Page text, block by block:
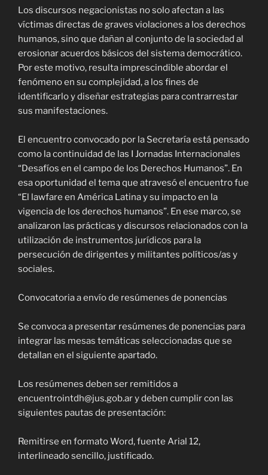
Los discursos negacionistas no solo afectan a las
víctimas directas de graves violaciones a los derechos
humanos, sino que dañan al conjunto de la sociedad al
erosionar acuerdos básicos del sistema democrático.
Por este motivo, resulta imprescindible abordar el
fenómeno en su complejidad, a los fines de
identificarlo y diseñar estrategias para contrarrestar
sus manifestaciones.
El encuentro convocado por la Secretaría está pensado
como la continuidad de las I Jornadas Internacionales
“Desafíos en el campo de los Derechos Humanos”. En
esa oportunidad el tema que atravesó el encuentro fue
“El lawfare en América Latina y su impacto en la
vigencia de los derechos humanos”. En ese marco, se
analizaron las prácticas y discursos relacionados con la
utilización de instrumentos jurídicos para la
persecución de dirigentes y militantes políticos/as y
sociales.
Convocatoria a envío de resúmenes de ponencias
Se convoca a presentar resúmenes de ponencias para
integrar las mesas temáticas seleccionadas que se
detallan en el siguiente apartado.
Los resúmenes deben ser remitidos a
encuentrointdh@jus.gob.ar y deben cumplir con las
siguientes pautas de presentación:
Remitirse en formato Word, fuente Arial 12,
interlineado sencillo, justificado.